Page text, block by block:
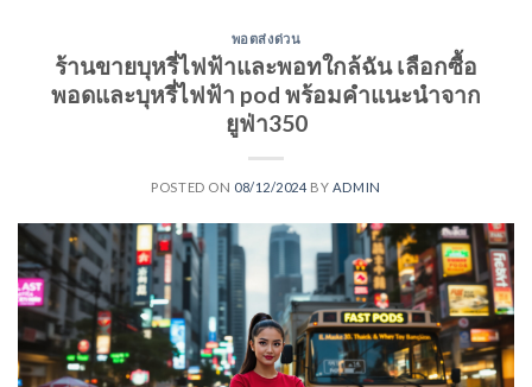
พอตส่งด่วน
ร้านขายบุหรี่ไฟฟ้าและพอทใกล้ฉัน เลือกซื้อ
พอดและบุหรี่ไฟฟ้า pod พร้อมคำแนะนำจาก
ยูฟ่า350
POSTED ON 08/12/2024 BY ADMIN